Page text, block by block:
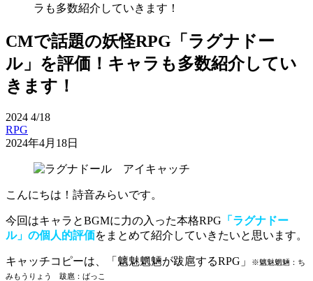
ラも多数紹介していきます！
CMで話題の妖怪RPG「ラグナドー
ル」を評価！キャラも多数紹介してい
きます！
2024 4/18
RPG
2024年4月18日
こんにちは！詩音みらいです。
今回はキャラとBGMに力の入った本格RPG 「ラグナドー
ル」の個人的評価をまとめて紹介していきたいと思います。
キャッチコピーは、 「魑魅魍魎が跋扈するRPG」
※魑魅魍魎：ち
みもうりょう 跋扈：ばっこ